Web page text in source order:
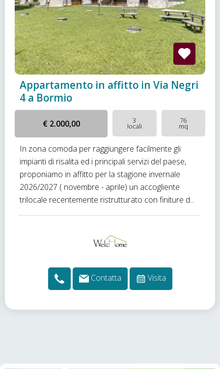
Appartamento in affitto in Via Negri
4 a Bormio
€ 2.000,00 3
locali
76
mq
In zona comoda per raggiungere facilmente gli
impianti di risalita ed i principali servizi del paese,
proponiamo in affitto per la stagione invernale
2026/2027 ( novembre - aprile) un accogliente
trilocale recentemente ristrutturato con finiture d...
Contatta Visita